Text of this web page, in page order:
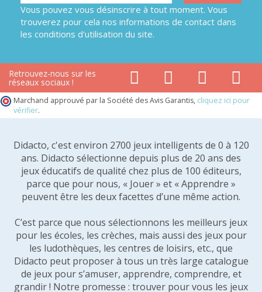
Vous pouvez vous désinscrire à tout moment. Vous
trouverez pour cela nos informations de contact dans
les conditions d'utilisation du site.
Retrouvez-nous sur les
réseaux sociaux !
Marchand approuvé par la Société des Avis Garantis, cliquez ici pour
vérifier.
Didacto, c'est environ 2700 jeux intelligents de 0 à 120
ans. Didacto sélectionne depuis plus de 20 ans des
jeux éducatifs de qualité chez plus de 100 éditeurs,
parce que pour nous, « Jouer » et « Apprendre »
peuvent être les deux facettes d’une même action.
C’est parce que nous sélectionnons les meilleurs jeux
pour les écoles, les crèches, mais aussi des jeux pour
les ludothèques, les centres de loisirs, etc., que
Didacto peut proposer à tous un très large catalogue
de jeux pour s’amuser, apprendre, comprendre, et
grandir ! Notre promesse : trouver pour vous les jeux